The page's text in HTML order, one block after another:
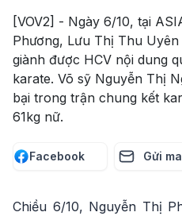
[VOV2] - Ngày 6/10, tại
Phương, Lưu Thị Thu
giành được HCV nội dung
karate. Võ sỹ Nguyễn Thị
bại trong trận chung kết
61kg nữ.
Facebook Gửi
Chiều 6/10, Nguyễn Thị